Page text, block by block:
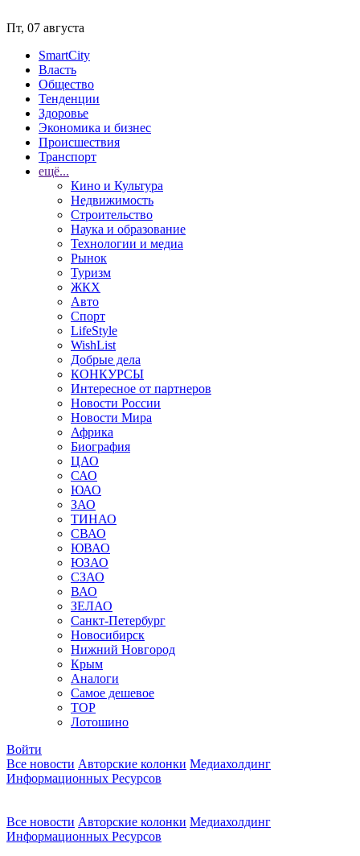
Пт, 07 августа
SmartCity
Власть
Общество
Тенденции
Здоровье
Экономика и бизнес
Происшествия
Транспорт
ещё...
Кино и Культура
Недвижимость
Строительство
Наука и образование
Технологии и медиа
Рынок
Туризм
ЖКХ
Авто
Спорт
LifeStyle
WishList
Добрые дела
КОНКУРСЫ
Интересное от партнеров
Новости России
Новости Мира
Африка
Биография
ЦАО
САО
ЮАО
ЗАО
ТИНАО
СВАО
ЮВАО
ЮЗАО
СЗАО
ВАО
ЗЕЛАО
Санкт-Петербург
Новосибирск
Нижний Новгород
Крым
Аналоги
Самое дешевое
TOP
Лотошино
Войти
Все новости Авторские колонки Медиахолдинг
Информационных Ресурсов
Все новости Авторские колонки Медиахолдинг
Информационных Ресурсов